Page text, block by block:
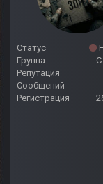
Статус
Группа
Репутация
Сообщений
Регистрация